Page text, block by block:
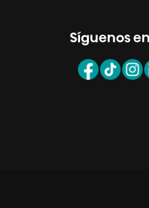
Síguenos